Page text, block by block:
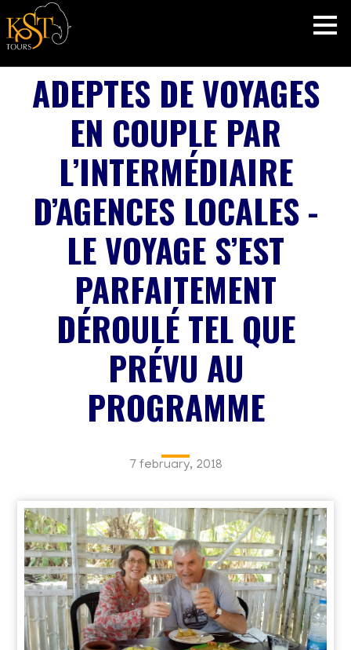
ADEPTES DE VOYAGES
EN COUPLE PAR
L’INTERMÉDIAIRE
D’AGENCES LOCALES -
LE VOYAGE S’EST
PARFAITEMENT
DÉROULÉ TEL QUE
PRÉVU AU
PROGRAMME
7 february, 2018